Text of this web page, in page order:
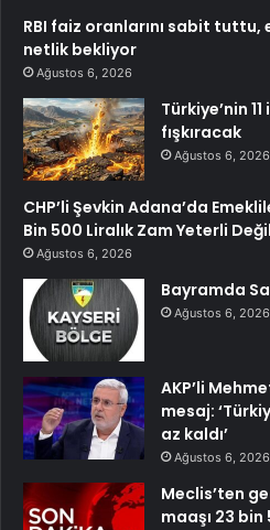
RBI faiz oranlarını sabit
netlik bekliyor
Ağustos 6, 2026
Türkiye’nin
fışkıracak
Ağustos 6, 2026
CHP’li Şevkin Adana’da
Bin 500 Liralık Zam Yeterli
Ağustos 6, 2026
Bayramda
Ağustos 6, 2026
AKP’li
mesaj:
az kaldı’
Ağustos 6, 2026
Meclis’ten
maaşı 23 bin